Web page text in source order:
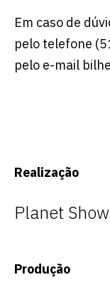
Em caso de
pelo telefone
pelo e-mail
Realização
Planet
Produção